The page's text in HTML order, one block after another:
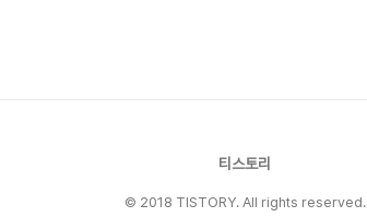
티스토리
© 2018 TISTORY. All rights reserved.